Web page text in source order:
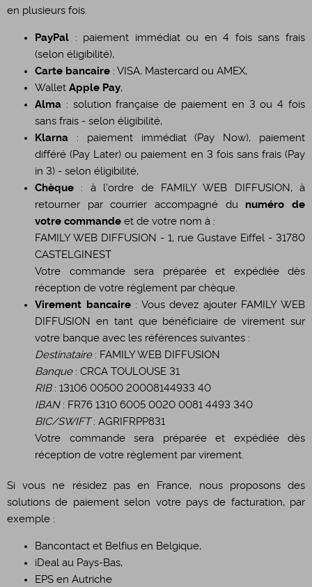
en plusieurs fois.
PayPal : paiement immédiat ou en 4 fois sans frais
(selon éligibilité),
Carte bancaire : VISA, Mastercard ou AMEX,
Wallet Apple Pay,
Alma : solution française de paiement en 3 ou 4 fois
sans frais - selon éligibilité,
Klarna : paiement immédiat (Pay Now), paiement
différé (Pay Later) ou paiement en 3 fois sans frais (Pay
in 3) - selon éligibilité,
Chèque : à l'ordre de FAMILY WEB DIFFUSION, à
retourner par courrier accompagné du numéro de
votre commande et de votre nom à :
FAMILY WEB DIFFUSION - 1, rue Gustave Eiffel - 31780
CASTELGINEST
Votre commande sera préparée et expédiée dès
réception de votre règlement par chèque.
Virement bancaire: Vous devez ajouter FAMILY WEB
DIFFUSION en tant que bénéficiaire de virement sur
votre banque avec les références suivantes :
Destinataire: FAMILY WEB DIFFUSION
Banque: CRCA TOULOUSE 31
RIB: 13106 00500 20008144933 40
IBAN: FR76 1310 6005 0020 0081 4493 340
BIC/SWIFT: AGRIFRPP831
Votre commande sera préparée et expédiée dès
réception de votre règlement par virement.
Si vous ne résidez pas en France, nous proposons des
solutions de paiement selon votre pays de facturation, par
exemple :
Bancontact et Belfius en Belgique,
iDeal au Pays-Bas,
EPS en Autriche